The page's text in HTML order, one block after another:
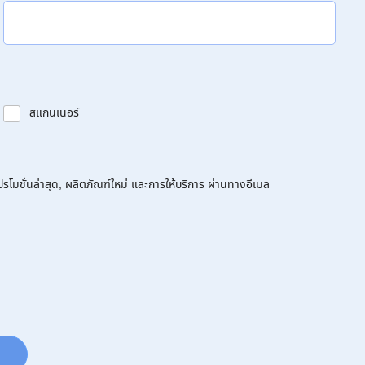
สแกนเนอร์
โมชั่นล่าสุด, ผลิตภัณฑ์ใหม่ และการให้บริการ ผ่านทางอีเมล